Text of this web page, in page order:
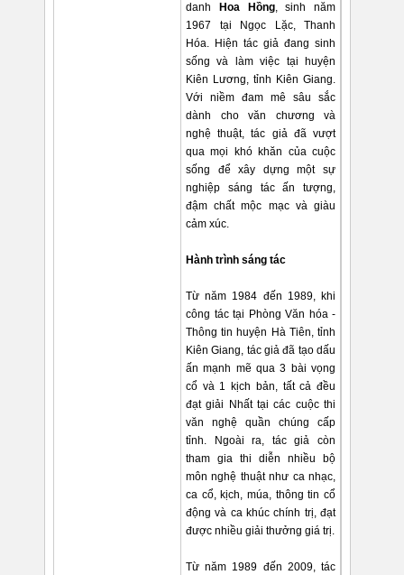
danh
Hoa Hồng, sinh năm
1967 tại Ngọc Lặc, Thanh
Hóa. Hiện tác giả đang sinh
sống và làm việc tại huyện
Kiên Lương, tỉnh Kiên Giang.
Với niềm đam mê sâu sắc
dành cho văn chương và
nghệ thuật, tác giả đã vượt
qua mọi khó khăn của cuộc
sống để xây dựng một sự
nghiệp sáng tác ấn tượng,
đậm chất mộc mạc và giàu
cảm xúc.
Hành trình sáng tác
Từ năm 1984 đến 1989, khi
công tác tại Phòng Văn hóa -
Thông tin huyện Hà Tiên, tỉnh
Kiên Giang, tác giả đã tạo dấu
ấn mạnh mẽ qua 3 bài vọng
cổ và 1 kịch bản, tất cả đều
đạt giải Nhất tại các cuộc thi
văn nghệ quần chúng cấp
tỉnh. Ngoài ra, tác giả còn
tham gia thi diễn nhiều bộ
môn nghệ thuật như ca nhạc,
ca cổ, kịch, múa, thông tin cổ
động và ca khúc chính trị, đạt
được nhiều giải thưởng giá trị.
Từ năm 1989 đến 2009, tác